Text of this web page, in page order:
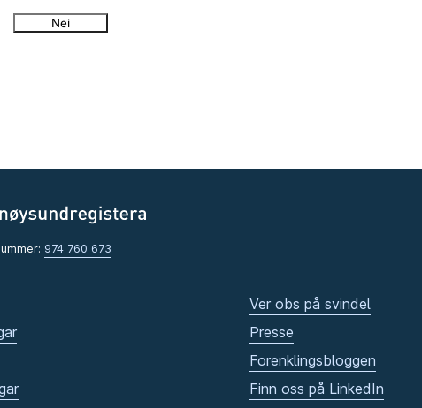
Nei
974 760 673
Ver obs på svindel
Presse
Forenklingsbloggen
Finn oss på LinkedIn